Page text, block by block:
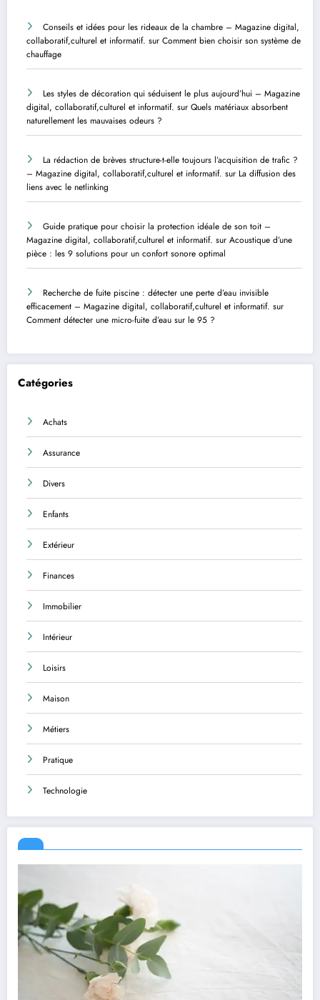
Conseils et idées pour les rideaux de la chambre – Magazine digital,
collaboratif,culturel et informatif. sur Comment bien choisir son système de
chauffage
Les styles de décoration qui séduisent le plus aujourd’hui – Magazine
digital, collaboratif,culturel et informatif. sur Quels matériaux absorbent
naturellement les mauvaises odeurs ?
La rédaction de brèves structure-t-elle toujours l’acquisition de trafic ?
– Magazine digital, collaboratif,culturel et informatif. sur La diffusion des
liens avec le netlinking
Guide pratique pour choisir la protection idéale de son toit –
Magazine digital, collaboratif,culturel et informatif. sur Acoustique d’une
pièce : les 9 solutions pour un confort sonore optimal
Recherche de fuite piscine : détecter une perte d’eau invisible
efficacement – Magazine digital, collaboratif,culturel et informatif. sur
Comment détecter une micro-fuite d’eau sur le 95 ?
Catégories
Achats
Assurance
Divers
Enfants
Extérieur
Finances
Immobilier
Intérieur
Loisirs
Maison
Métiers
Pratique
Technologie